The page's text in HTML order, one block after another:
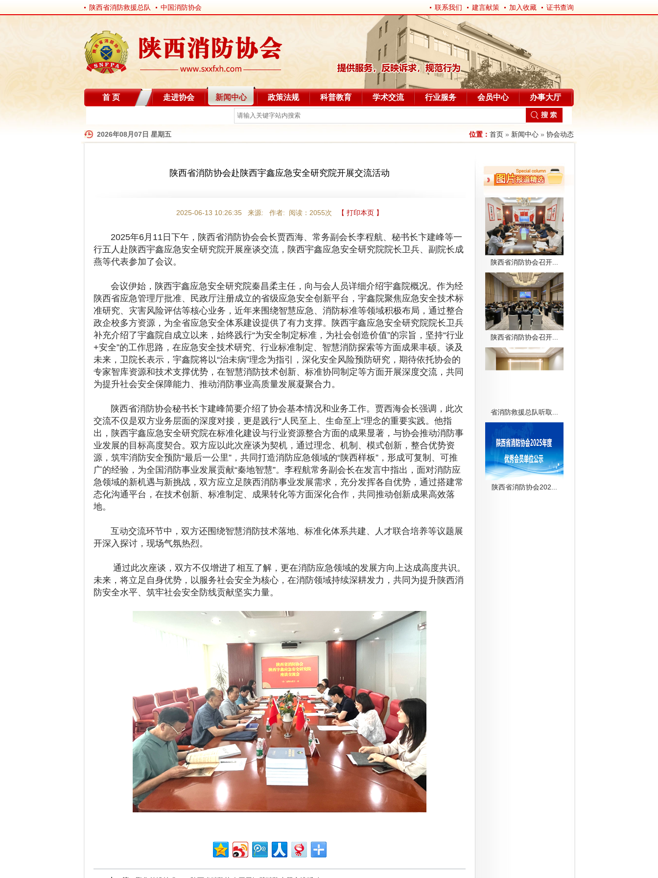
陕西省消防救援总队 中国消防协会 证书查询
加入收藏
建言献策
联系我们
首 页 走进协会 新闻中心 政策法规 科普教育 学术交流 行业服务 会员中心 办事大厅
2026年08月07日 星期五 位置： 首页 » 新闻中心 » 协会动态
陕西省消防协会赴陕西宇鑫应急安全研究院开展交流活动
2025-06-13 10:26:35 来源: 作者: 阅读： 2055次 【 打印本页 】
2025年6月11日下午，陕西省消防协会会长贾西海、常务副会长李程航、秘书长卞建峰等一
行五人赴陕西宇鑫应急安全研究院开展座谈交流，陕西宇鑫应急安全研究院院长卫兵、副院长成
燕等代表参加了会议。
会议伊始，陕西宇鑫应急安全研究院秦昌柔主任，向与会人员详细介绍宇鑫院概况。作为经
陕西省应急管理厅批准、民政厅注册成立的省级应急安全创新平台，宇鑫院聚焦应急安全技术标
准研究、灾害风险评估等核心业务，近年来围绕智慧应急、消防标准等领域积极布局，通过整合
政企校多方资源，为全省应急安全体系建设提供了有力支撑。陕西宇鑫应急安全研究院院长卫兵
补充介绍了宇鑫院自成立以来，始终践行“为安全制定标准，为社会创造价值”的宗旨，坚持“行业
+安全”的工作思路，在应急安全技术研究、行业标准制定、智慧消防探索等方面成果丰硕。谈及
未来，卫院长表示，宇鑫院将以“治未病”理念为指引，深化安全风险预防研究，期待依托协会的
专家智库资源和技术支撑优势，在智慧消防技术创新、标准协同制定等方面开展深度交流，共同
为提升社会安全保障能力、推动消防事业高质量发展凝聚合力。
陕西省消防协会秘书长卞建峰简要介绍了协会基本情况和业务工作。贾西海会长强调，此次
交流不仅是双方业务层面的深度对接，更是践行“人民至上、生命至上”理念的重要实践。他指
出，陕西宇鑫应急安全研究院在标准化建设与行业资源整合方面的成果显著，与协会推动消防事
业发展的目标高度契合。双方应以此次座谈为契机，通过理念、机制、模式创新，整合优势资
源，筑牢消防安全预防“最后一公里”，共同打造消防应急领域的“陕西样板”，形成可复制、可推
广的经验，为全国消防事业发展贡献“秦地智慧”。李程航常务副会长在发言中指出，面对消防应
急领域的新机遇与新挑战，双方应立足陕西消防事业发展需求，充分发挥各自优势，通过搭建常
态化沟通平台，在技术创新、标准制定、成果转化等方面深化合作，共同推动创新成果高效落
地。
互动交流环节中，双方还围绕智慧消防技术落地、标准化体系共建、人才联合培养等议题展
开深入探讨，现场气氛热烈。
通过此次座谈，双方不仅增进了相互了解，更在消防应急领域的发展方向上达成高度共识。
未来，将立足自身优势，以服务社会安全为核心，在消防领域持续深耕发力，共同为提升陕西消
防安全水平、筑牢社会安全防线贡献坚实力量。
陕西省消防协会召开...
陕西省消防协会召开...
省消防救援总队听取...
陕西省消防协会202...